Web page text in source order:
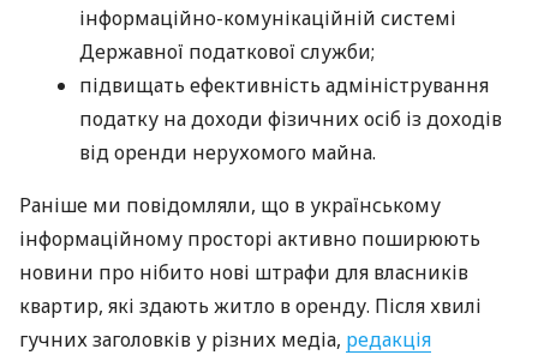
інформаційно-комунікаційній системі
Державної податкової служби;
підвищать ефективність адміністрування
податку на доходи фізичних осіб із доходів
від оренди нерухомого майна.
Раніше ми повідомляли, що в українському
інформаційному просторі активно поширюють
новини про нібито нові штрафи для власників
квартир, які здають житло в оренду. Після хвилі
гучних заголовків у різних медіа, редакція